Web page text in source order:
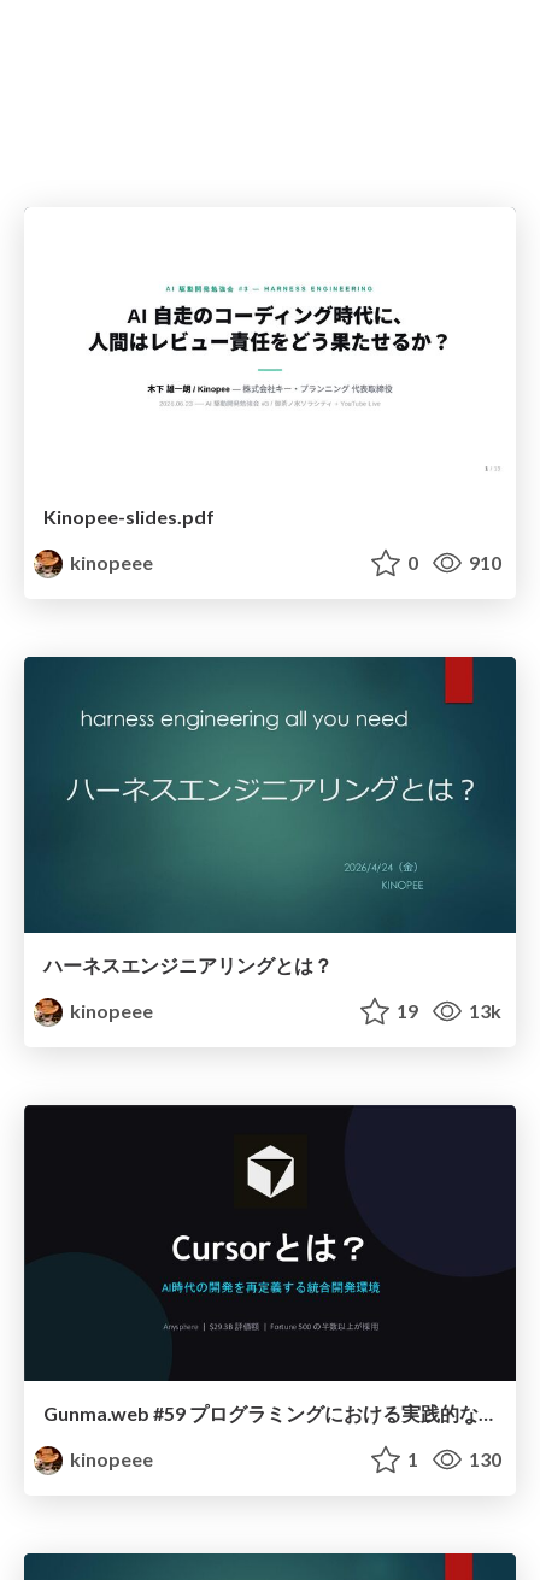
Kinopee-slides.pdf
kinopeee
0 910
ハーネスエンジニアリングとは？
kinopeee
19 13k
Gunma.web #59 プログラミングにおける実践的なAI活用
kinopeee
1 130